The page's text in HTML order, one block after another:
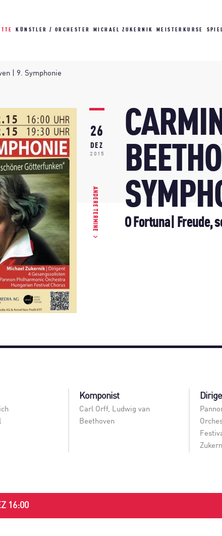
KÜNSTLER / ORCHESTER MICHAEL ZUKERNIK MEISTERKURSE
| 9. Symphonie
26
DEZ
2015
ANDERE TERMINE O Fortuna| Freude,
Komponist
Carl Orff, Ludwig van
Beethoven
16:00